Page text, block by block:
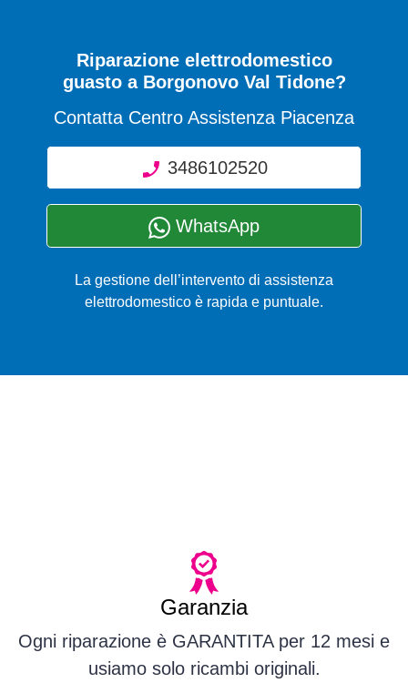
Riparazione elettrodomestico
guasto a Borgonovo Val Tidone?
Contatta Centro Assistenza Piacenza
3486102520
WhatsApp
La gestione dell’intervento di assistenza
elettrodomestico è rapida e puntuale.
Garanzia
Ogni riparazione è GARANTITA per 12 mesi e
usiamo solo ricambi originali.